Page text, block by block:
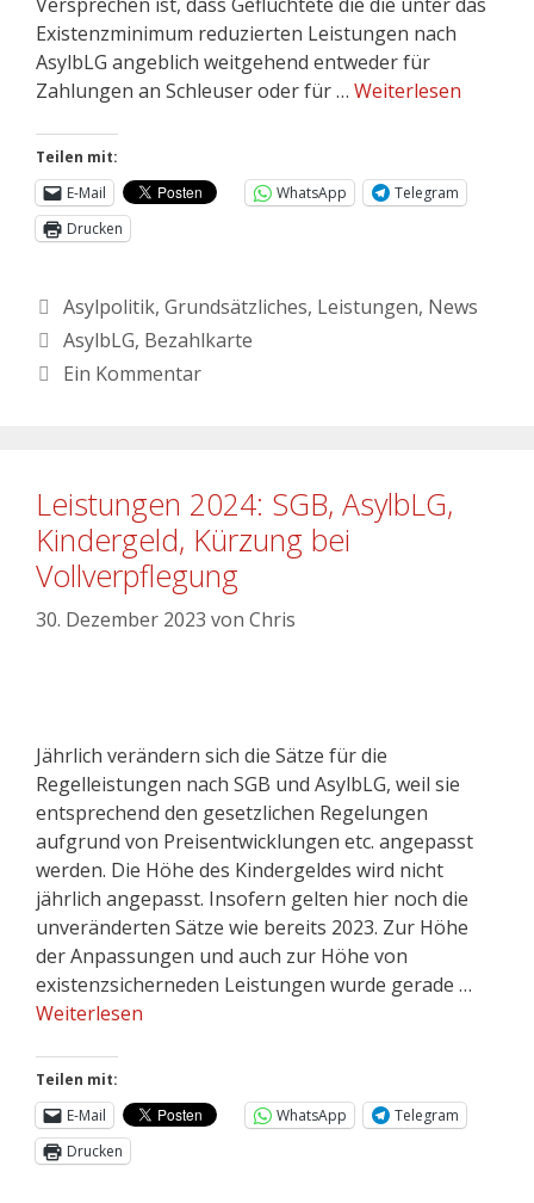
Existenzminimum reduzierten Leistungen nach
AsylbLG angeblich weitgehend entweder für
Zahlungen an Schleuser oder für … Weiterlesen
Teilen mit:
E-Mail
WhatsApp
Telegram
Drucken
Asylpolitik, Grundsätzliches, Leistungen, News
AsylbLG, Bezahlkarte
Ein Kommentar
Leistungen 2024: SGB, AsylbLG,
Kindergeld, Kürzung bei
Vollverpflegung
30. Dezember 2023 von Chris
Jährlich verändern sich die Sätze für die
Regelleistungen nach SGB und AsylbLG, weil sie
entsprechend den gesetzlichen Regelungen
aufgrund von Preisentwicklungen etc. angepasst
werden. Die Höhe des Kindergeldes wird nicht
jährlich angepasst. Insofern gelten hier noch die
unveränderten Sätze wie bereits 2023. Zur Höhe
der Anpassungen und auch zur Höhe von
existenzsicherneden Leistungen wurde gerade …
Weiterlesen
Teilen mit:
E-Mail
WhatsApp
Telegram
Drucken